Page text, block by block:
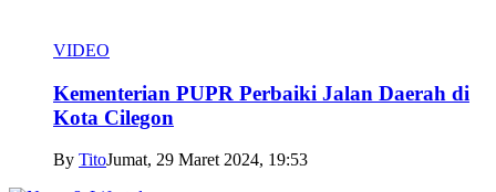
VIDEO
Kementerian PUPR Perbaiki Jalan Daerah di
Kota Cilegon
By TitoJumat, 29 Maret 2024, 19:53